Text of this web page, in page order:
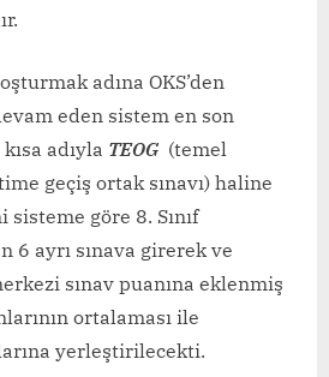
adına OKS’den
eden sistem en son
adıyla TEOG (temel
geçiş ortak sınavı) haline
göre 8. Sınıf
6 ayrı sınava girerek ve
sınav puanına eklenmiş
ortalaması ile
yerleştirilecekti.